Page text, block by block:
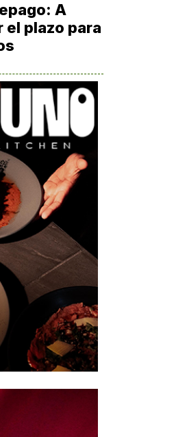
A
plazo para